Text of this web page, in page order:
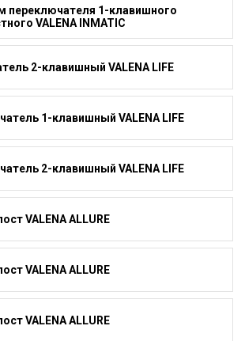
переключателя 1-клавишного
VALENA INMATIC
2-клавишный VALENA LIFE
1-клавишный VALENA LIFE
2-клавишный VALENA LIFE
VALENA ALLURE
VALENA ALLURE
VALENA ALLURE